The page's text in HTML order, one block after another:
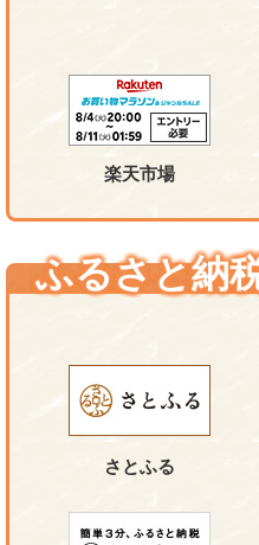
楽天市場
ふるさと納
さとふる